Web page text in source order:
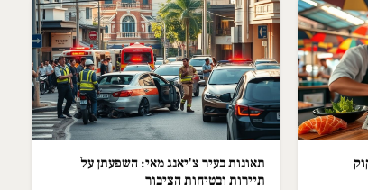
תאונות בעיר צ'יאנג מאי: השפעתן על
תיירות ובטיחות הציבור